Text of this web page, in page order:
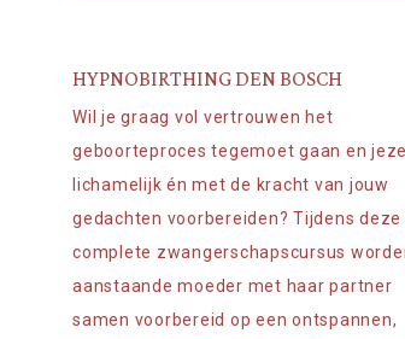
HYPNOBIRTHING DEN BOSCH
Wil je graag vol vertrouwen het
geboorteproces tegemoet gaan en
lichamelijk én met de kracht van jouw
gedachten voorbereiden? Tijdens deze
complete zwangerschapscursus
aanstaande moeder met haar partner
samen voorbereid op een ontspannen,